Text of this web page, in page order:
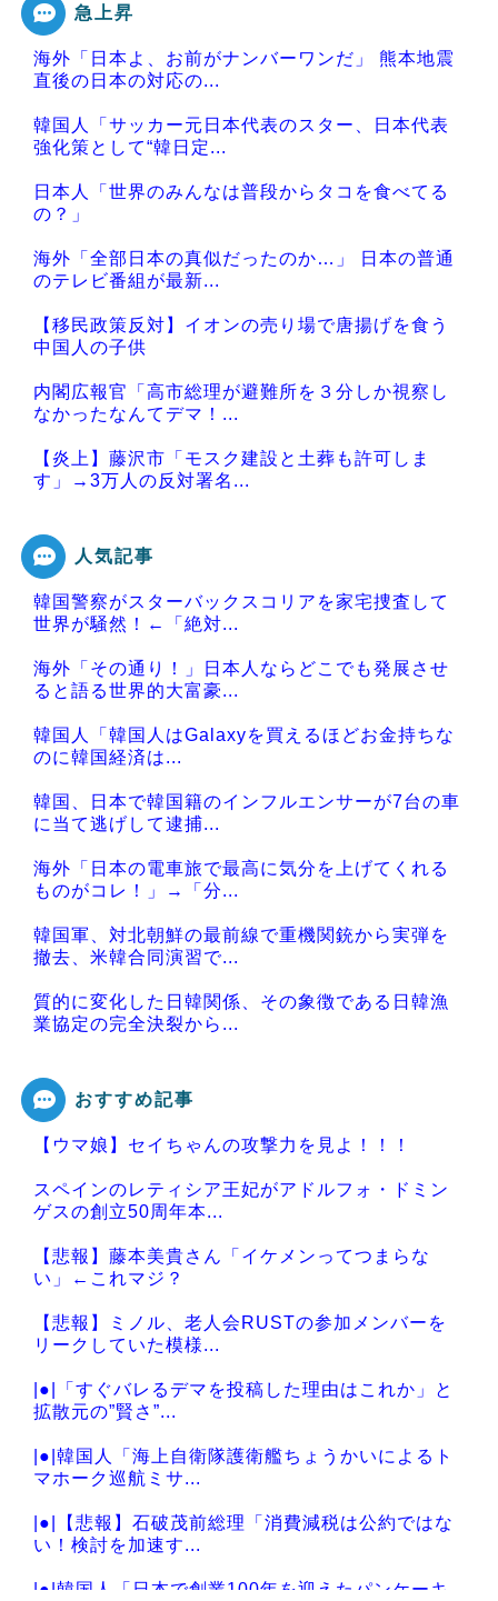
急上昇
海外「日本よ、お前がナンバーワンだ」 熊本地震
直後の日本の対応の...
韓国人「サッカー元日本代表のスター、日本代表
強化策として“韓日定...
日本人「世界のみんなは普段からタコを食べてる
の？」
海外「全部日本の真似だったのか…」 日本の普通
のテレビ番組が最新...
【移民政策反対】イオンの売り場で唐揚げを食う
中国人の子供
内閣広報官「高市総理が避難所を３分しか視察し
なかったなんてデマ！...
【炎上】藤沢市「モスク建設と土葬も許可しま
す」→3万人の反対署名...
Powered by livedoor 相互RSS
人気記事
韓国警察がスターバックスコリアを家宅捜査して
世界が騒然！←「絶対...
海外「その通り！」日本人ならどこでも発展させ
ると語る世界的大富豪...
韓国人「韓国人はGalaxyを買えるほどお金持ちな
のに韓国経済は...
韓国、日本で韓国籍のインフルエンサーが7台の車
に当て逃げして逮捕...
海外「日本の電車旅で最高に気分を上げてくれる
ものがコレ！」→「分...
韓国軍、対北朝鮮の最前線で重機関銃から実弾を
撤去、米韓合同演習で...
質的に変化した日韓関係、その象徴である日韓漁
業協定の完全決裂から...
Powered by livedoor 相互RSS
おすすめ記事
【ウマ娘】セイちゃんの攻撃力を見よ！！！
スペインのレティシア王妃がアドルフォ・ドミン
ゲスの創立50周年本...
【悲報】藤本美貴さん「イケメンってつまらな
い」←これマジ？
【悲報】ミノル、老人会RUSTの参加メンバーを
リークしていた模様...
|●|「すぐバレるデマを投稿した理由はこれか」と
拡散元の”賢さ”...
|●|韓国人「海上自衛隊護衛艦ちょうかいによるト
マホーク巡航ミサ...
|●|【悲報】石破茂前総理「消費減税は公約ではな
い！検討を加速す...
|●|韓国人「日本で創業100年を迎えたパンケーキ